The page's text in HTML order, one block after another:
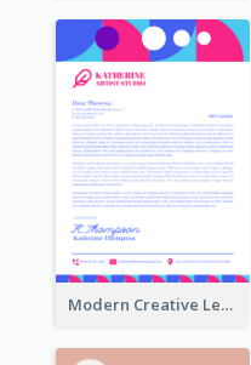
Modern Creative Letterhead